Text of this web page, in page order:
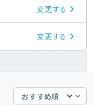
変更する
変更する